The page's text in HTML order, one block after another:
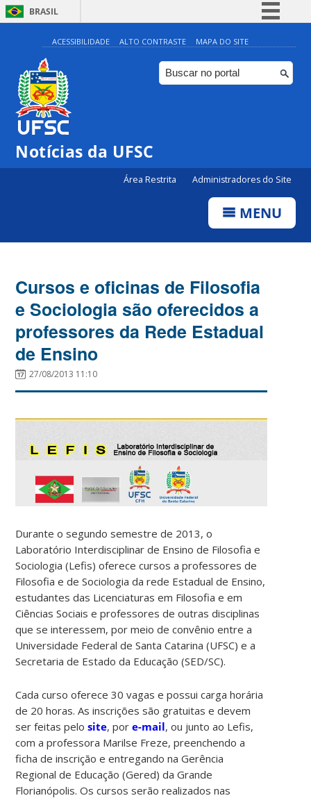
BRASIL
Simplifique!
Comunica BR
Participe
ACESSIBILIDADE ALTO CONTRASTE MAPA DO SITE
Notícias da UFSC
Área Restrita Administradores do Site
MENU
Cursos e oficinas de Filosofia
e Sociologia são oferecidos a
professores da Rede Estadual
de Ensino
27/08/2013 11:10
Durante o segundo semestre de 2013, o
Laboratório Interdisciplinar de Ensino de Filosofia e
Sociologia (Lefis) oferece cursos a professores de
Filosofia e de Sociologia da rede Estadual de Ensino,
estudantes das Licenciaturas em Filosofia e em
Ciências Sociais e professores de outras disciplinas
que se interessem, por meio de convênio entre a
Universidade Federal de Santa Catarina (UFSC) e a
Secretaria de Estado da Educação (SED/SC).
Cada curso oferece 30 vagas e possui carga horária
de 20 horas. As inscrições são gratuitas e devem
ser feitas pelosite, pore-mail, ou junto ao Lefis,
com a professora Marilse Freze, preenchendo a
ficha de inscrição e entregando na Gerência
Regional de Educação (Gered) da Grande
Florianópolis. Os cursos serão realizados nas